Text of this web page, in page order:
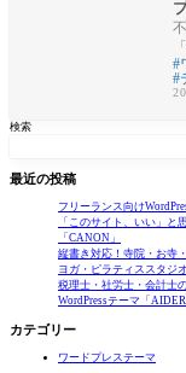
検索
最近の投稿
フリーランス向け
「このサイト、いい」と
「CANON」
縦書き対応！寺院・お寺
ヨガ・ピラティススタジ
税理士・社労士・会計士
WordPressテーマ「AIDER
カテゴリー
ワードプレステーマ